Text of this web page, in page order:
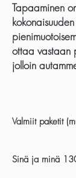
Tapaaminen
ottaa vastaan
jolloin
Valmiit paketit
Sinä ja minä